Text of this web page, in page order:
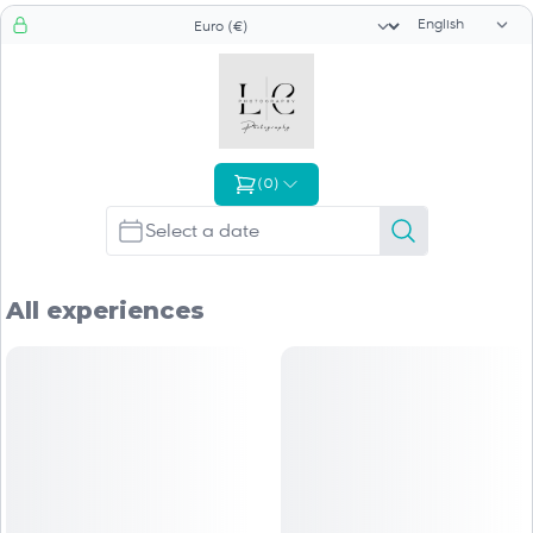
Currency selector Language
(0)
All experiences